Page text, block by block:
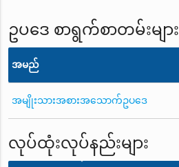
ဥပဒေ စာရွက်စာတမ်းများ
အမည်
အမျိုးသားအစားအသောက်ဥပဒေ
လုပ်ထုံးလုပ်နည်းများ